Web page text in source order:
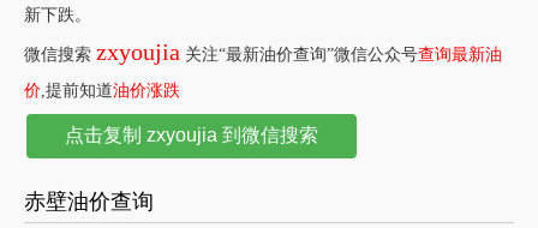
新下跌。
微信搜索 zxyoujia 关注“最新油价查询”微信公众号查询最新油
价,提前知道油价涨跌
点击复制 zxyoujia 到微信搜索
赤壁油价查询